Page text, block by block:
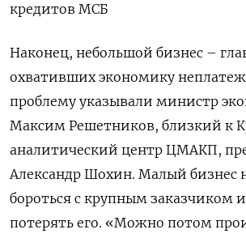
кредитов МСБ
Наконец, небольшой бизнес –
охвативших экономику
проблему указывали министр
Максим Решетников, близкий к
аналитический центр ЦМАКП,
Александр Шохин. Малый бизнес
бороться с крупным заказчиком
потерять его. «Можно потом